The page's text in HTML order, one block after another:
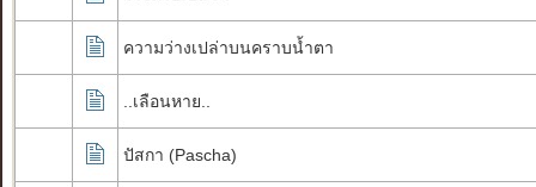
ความว่างเปล่าบนคราบน้ำตา
..เลือนหาย..
ปัสกา (Pascha)